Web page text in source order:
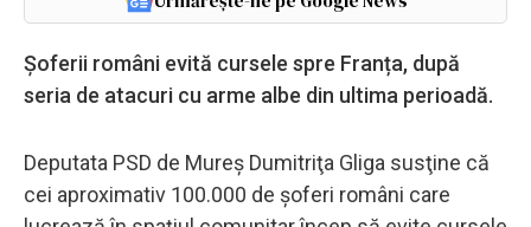
Șoferii români evită cursele spre Franța, după
seria de atacuri cu arme albe din ultima perioadă.
Deputata PSD de Mureş Dumitriţa Gliga susţine că
cei aproximativ 100.000 de şoferi români care